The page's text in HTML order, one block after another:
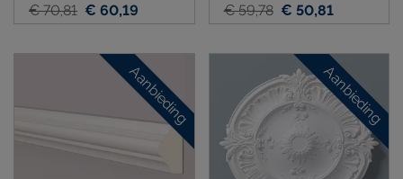
€ 70,81 € 60,19 € 59,78 € 50,81
Aanbieding Aanbieding